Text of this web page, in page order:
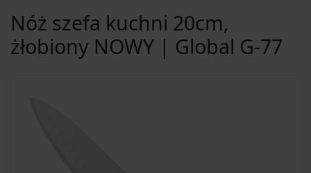
Nóż szefa kuchni 20cm,
żłobiony NOWY | Global G-77